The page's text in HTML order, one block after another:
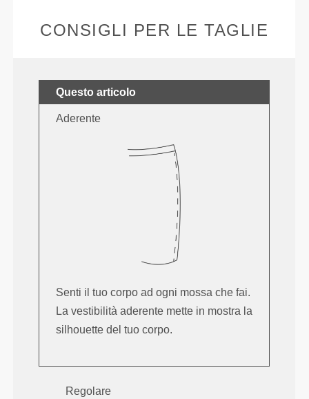
CONSIGLI PER LE TAGLIE
Questo articolo
Aderente
Senti il tuo corpo ad ogni mossa che fai.
La vestibilità aderente mette in mostra la
silhouette del tuo corpo.
Regolare